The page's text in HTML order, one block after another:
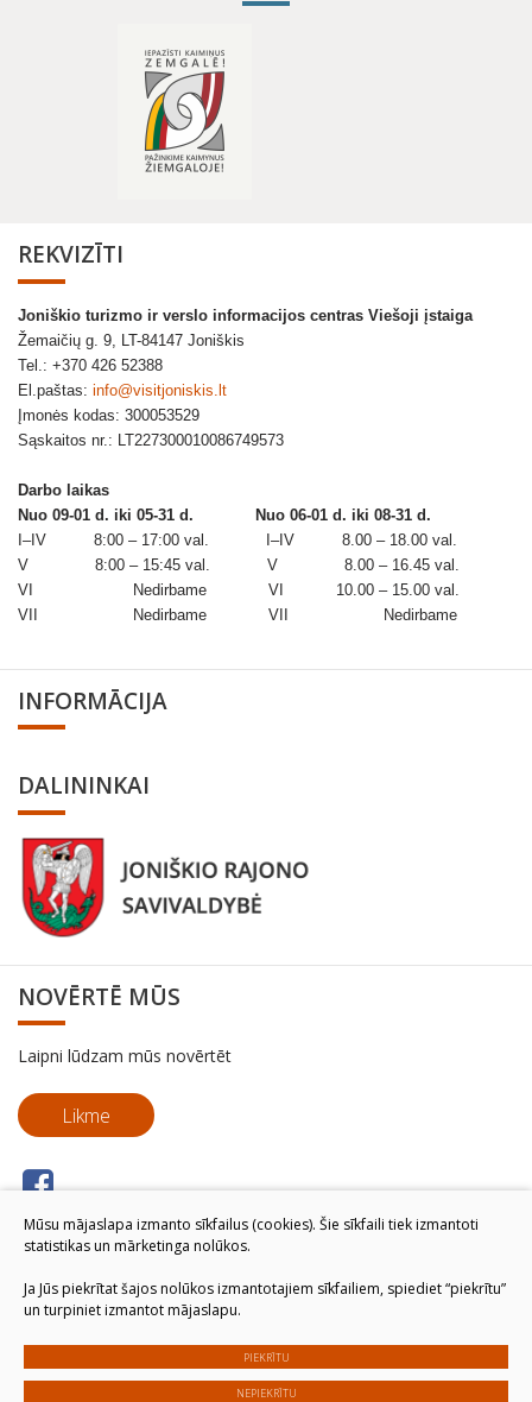
REKVIZĪTI
Joniškio turizmo ir verslo informacijos centras Viešoji įstaiga
Žemaičių g. 9, LT-84147 Joniškis
Tel.: +370 426 52388
El.paštas: info@visitjoniskis.lt
Įmonės kodas: 300053529
Sąskaitos nr.: LT227300010086749573
Darbo laikas
Nuo 09-01 d. iki 05-31 d. Nuo 06-01 d. iki 08-31 d.
I–IV 8:00 – 17:00 val. I–IV 8.00 – 18.00 val.
V 8:00 – 15:45 val. V 8.00 – 16.45 val.
VI Nedirbame VI 10.00 – 15.00 val.
VII Nedirbame VII Nedirbame
INFORMĀCIJA
DALININKAI
NOVĒRTĒ MŪS
Laipni lūdzam mūs novērtēt
Likme
Mūsu mājaslapa izmanto sīkfailus (cookies). Šie sīkfaili tiek izmantoti
statistikas un mārketinga nolūkos.
Ja Jūs piekrītat šajos nolūkos izmantotajiem sīkfailiem, spiediet “piekrītu”
un turpiniet izmantot mājaslapu.
PIEKRĪTU
NEPIEKRĪTU